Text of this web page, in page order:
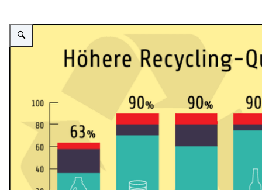
Vergroot afbeelding Circulaire landbouw